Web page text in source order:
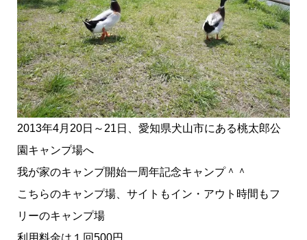
2013年4月20日～21日、愛知県犬山市にある桃太郎公
園キャンプ場へ
我が家のキャンプ開始一周年記念キャンプ＾＾
こちらのキャンプ場、サイトもイン・アウト時間もフ
リーのキャンプ場
利用料金は１回500円